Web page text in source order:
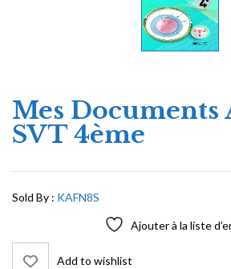
Mes Documents
SVT 4ème
Sold By : KAFN8S
Ajouter à la liste
Add to wishlist